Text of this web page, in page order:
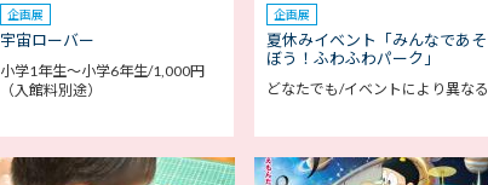
企画展
宇宙ローバー
小学1年生～小学6年生/1,000円
（入館料別途）
企画展
夏休みイベント「みんなであそ
ぼう！ふわふわパーク」
どなたでも/イベントにより異なる